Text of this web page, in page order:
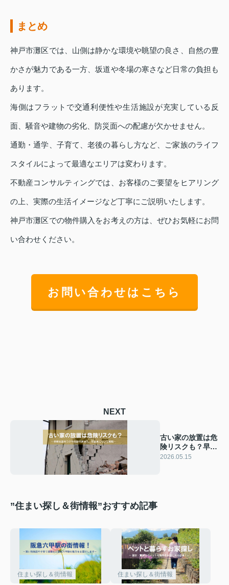
まとめ
神戸市灘区では、山側は静かな環境や眺望の良さ、自然の豊
かさが魅力である一方、坂道や冬場の寒さなど日常の負担も
あります。
海側はフラットで交通利便性や生活施設が充実している反
面、騒音や建物の劣化、防災面への配慮が欠かせません。
通勤・通学、子育て、老後の暮らし方など、ご家族のライフ
スタイルによって最適なエリアは変わります。
不動産コンサルティングでは、お客様のご要望をヒアリング
の上、実際の生活イメージなど丁寧にご説明いたします。
神戸市灘区での物件購入をお考えの方は、ぜひお気軽にお問
い合わせください。
お問い合わせはこちら
NEXT
古い家の放置は危
険リスクも？早期
売却のコツと注意
2026.05.15
”住まい探し＆街情報”おすすめ記事
住まい探し＆街情報 住まい探し＆街情報